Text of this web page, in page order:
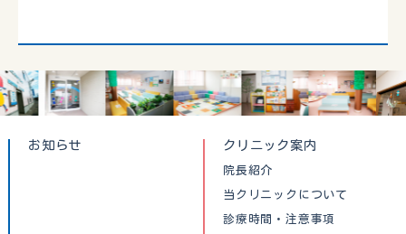
お知らせ クリニック案内
院長紹介
当クリニックについて
診療時間・注意事項